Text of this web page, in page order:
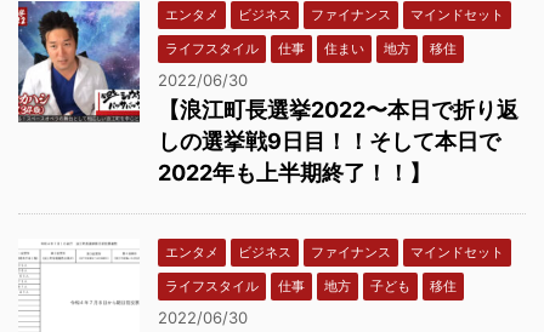
エンタメ ビジネス ファイナンス
マインドセット
ライフスタイル
仕事 住まい 地方 移住
2022/06/30
【浪江町長選挙2022〜本日で折り返
しの選挙戦9日目！！そして本日で
2022年も上半期終了！！】
エンタメ ビジネス ファイナンス
マインドセット
ライフスタイル
仕事 地方 子ども 移住
2022/06/30